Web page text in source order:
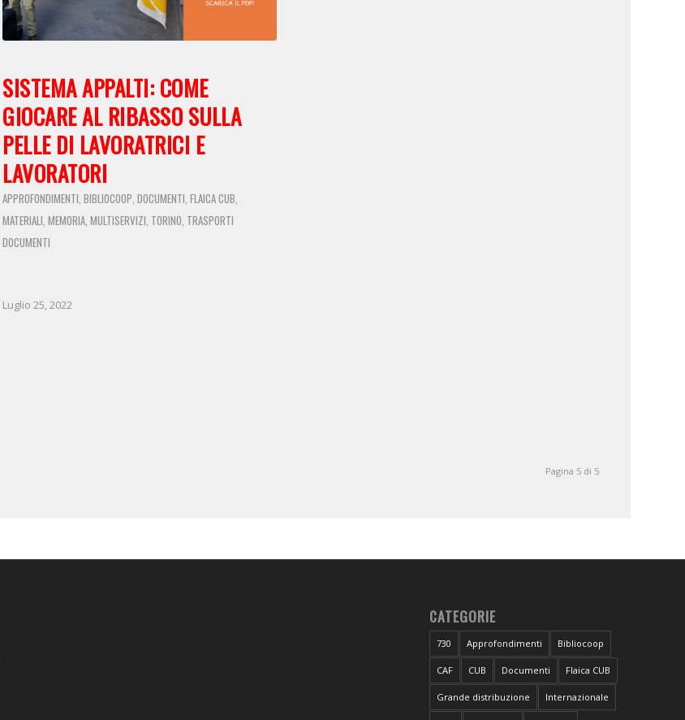
SISTEMA APPALTI: COME
GIOCARE AL RIBASSO SULLA
PELLE DI LAVORATRICI E
LAVORATORI
APPROFONDIMENTI ,BIBLIOCOOP ,DOCUMENTI ,FLAICA CUB
MATERIALI ,MEMORIA ,MULTISERVIZI TORINO TRASPORTI
DOCUMENTI
Luglio 25, 2022
Pagina 5 di 5
CATEGORIE
730 Approfondimenti Bibliocoop
CAF CUB Documenti Flaica CUB
Grande distribuzione Internazionale